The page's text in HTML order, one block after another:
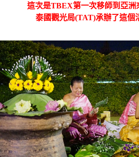
這次是TBEX第一次移師到亞洲
泰國觀光局(TAT)承辦了這個